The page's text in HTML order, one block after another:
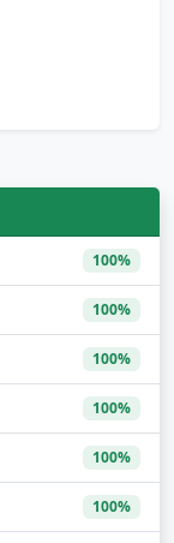
100%
100%
100%
100%
100%
100%